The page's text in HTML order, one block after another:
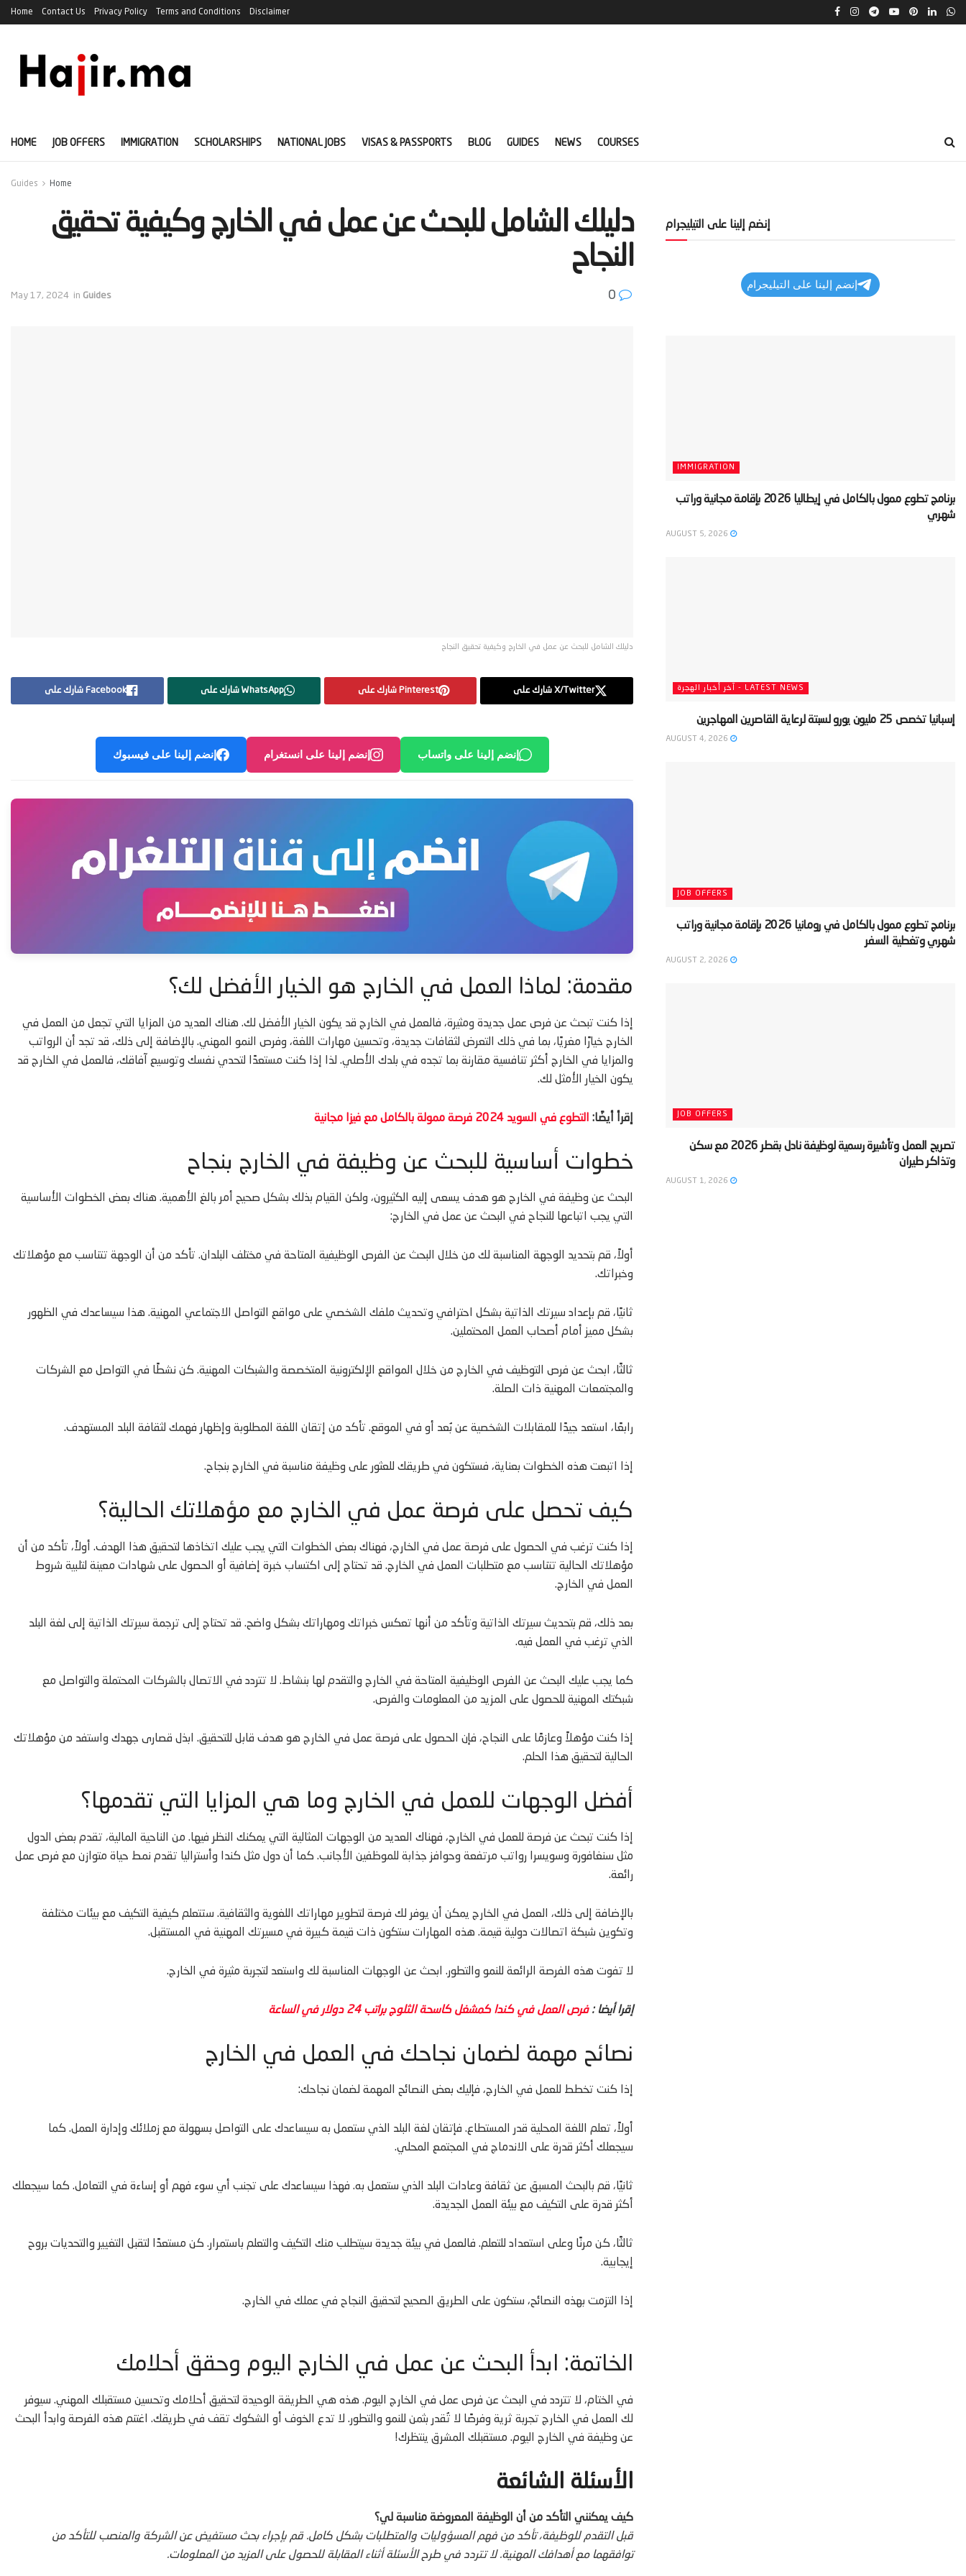
Home Contact Us Privacy Policy Terms and Conditions Disclaimer
HOME JOB OFFERS IMMIGRATION SCHOLARSHIPS NATIONAL JOBS VISAS & PASSPORTS BLOG GUIDES NEWS COURSES
Home
Guides
‫دليلك الشامل للبحث عن عمل في الخارج وكيفية تحقيق
النجاح‬
May 17, 2024 in Guides
دليلك الشامل للبحث عن عمل في الخارج وكيفية تحقيق النجاح
Facebook شارك على WhatsApp شارك على Pinterest شارك على X/Twitter شارك على
إنضم إلينا على فيسبوك إنضم إلينا على انستغرام إنضم إلينا على واتساب
مقدمة: لماذا العمل في الخارج هو الخيار الأفضل لك؟
إذا كنت تبحث عن فرص عمل جديدة ومثيرة، فالعمل في الخارج قد يكون الخيار الأفضل لك. هناك العديد من المزايا التي تجعل من العمل في
الخارج خيارًا مغريًا، بما في ذلك التعرض لثقافات جديدة، وتحسين مهارات اللغة، وفرص النمو المهني. بالإضافة إلى ذلك، قد تجد أن الرواتب
والمزايا في الخارج أكثر تنافسية مقارنة بما تجده في بلدك الأصلي. لذا إذا كنت مستعدًا لتحدي نفسك وتوسيع آفاقك، فالعمل في الخارج قد
يكون الخيار الأمثل لك.
إقرأ أيضًا: التطوع في السويد 2024 فرصة ممولة بالكامل مع فيزا مجانية
خطوات أساسية للبحث عن وظيفة في الخارج بنجاح
البحث عن وظيفة في الخارج هو هدف يسعى إليه الكثيرون، ولكن القيام بذلك بشكل صحيح أمر بالغ الأهمية. هناك بعض الخطوات الأساسية
التي يجب اتباعها للنجاح في البحث عن عمل في الخارج:
أولاً، قم بتحديد الوجهة المناسبة لك من خلال البحث عن الفرص الوظيفية المتاحة في مختلف البلدان. تأكد من أن الوجهة تتناسب مع مؤهلاتك
وخبراتك.
ثانيًا، قم بإعداد سيرتك الذاتية بشكل احترافي وتحديث ملفك الشخصي على مواقع التواصل الاجتماعي المهنية. هذا سيساعدك في الظهور
بشكل مميز أمام أصحاب العمل المحتملين.
ثالثًا، ابحث عن فرص التوظيف في الخارج من خلال المواقع الإلكترونية المتخصصة والشبكات المهنية. كن نشطًا في التواصل مع الشركات
والمجتمعات المهنية ذات الصلة.
رابعًا، استعد جيدًا للمقابلات الشخصية عن بُعد أو في الموقع. تأكد من إتقان اللغة المطلوبة وإظهار فهمك لثقافة البلد المستهدف.
إذا اتبعت هذه الخطوات بعناية، فستكون في طريقك للعثور على وظيفة مناسبة في الخارج بنجاح.
كيف تحصل على فرصة عمل في الخارج مع مؤهلاتك الحالية؟
إذا كنت ترغب في الحصول على فرصة عمل في الخارج، فهناك بعض الخطوات التي يجب عليك اتخاذها لتحقيق هذا الهدف. أولاً، تأكد من أن
مؤهلاتك الحالية تتناسب مع متطلبات العمل في الخارج. قد تحتاج إلى اكتساب خبرة إضافية أو الحصول على شهادات معينة لتلبية شروط
العمل في الخارج.
بعد ذلك، قم بتحديث سيرتك الذاتية وتأكد من أنها تعكس خبراتك ومهاراتك بشكل واضح. قد تحتاج إلى ترجمة سيرتك الذاتية إلى لغة البلد
الذي ترغب في العمل فيه.
كما يجب عليك البحث عن الفرص الوظيفية المتاحة في الخارج والتقدم لها بنشاط. لا تتردد في الاتصال بالشركات المحتملة والتواصل مع
شبكتك المهنية للحصول على المزيد من المعلومات والفرص.
إذا كنت مؤهلاً وعازمًا على النجاح، فإن الحصول على فرصة عمل في الخارج هو هدف قابل للتحقيق. ابذل قصارى جهدك واستفد من مؤهلاتك
الحالية لتحقيق هذا الحلم.
أفضل الوجهات للعمل في الخارج وما هي المزايا التي تقدمها؟
إذا كنت تبحث عن فرصة للعمل في الخارج، فهناك العديد من الوجهات المثالية التي يمكنك النظر فيها. من الناحية المالية، تقدم بعض الدول
مثل سنغافورة وسويسرا رواتب مرتفعة وحوافز جذابة للموظفين الأجانب. كما أن دول مثل كندا وأستراليا تقدم نمط حياة متوازن مع فرص عمل
رائعة.
بالإضافة إلى ذلك، العمل في الخارج يمكن أن يوفر لك فرصة لتطوير مهاراتك اللغوية والثقافية. ستتعلم كيفية التكيف مع بيئات مختلفة
وتكوين شبكة اتصالات دولية قيمة. هذه المهارات ستكون ذات قيمة كبيرة في مسيرتك المهنية في المستقبل.
لا تفوت هذه الفرصة الرائعة للنمو والتطور. ابحث عن الوجهات المناسبة لك واستعد لتجربة مثيرة في الخارج.
إقرا أيضا :فرص العمل في كندا كمشغل كاسحة الثلوج براتب 24 دولار في الساعة
نصائح مهمة لضمان نجاحك في العمل في الخارج
إذا كنت تخطط للعمل في الخارج، فإليك بعض النصائح المهمة لضمان نجاحك:
أولاً، تعلم اللغة المحلية قدر المستطاع. فإتقان لغة البلد الذي ستعمل به سيساعدك على التواصل بسهولة مع زملائك وإدارة العمل. كما
سيجعلك أكثر قدرة على الاندماج في المجتمع المحلي.
ثانيًا، قم بالبحث المسبق عن ثقافة وعادات البلد الذي ستعمل به. فهذا سيساعدك على تجنب أي سوء فهم أو إساءة في التعامل. كما سيجعلك
أكثر قدرة على التكيف مع بيئة العمل الجديدة.
ثالثًا، كن مرنًا وعلى استعداد للتعلم. فالعمل في بيئة جديدة سيتطلب منك التكيف والتعلم باستمرار. كن مستعدًا لتقبل التغيير والتحديات بروح
إيجابية.
إذا التزمت بهذه النصائح، ستكون على الطريق الصحيح لتحقيق النجاح في عملك في الخارج.
الخاتمة: ابدأ البحث عن عمل في الخارج اليوم وحقق أحلامك
في الختام، لا تتردد في البحث عن فرص عمل في الخارج اليوم. هذه هي الطريقة الوحيدة لتحقيق أحلامك وتحسين مستقبلك المهني. سيوفر
لك العمل في الخارج تجربة ثرية وفرصًا لا تُقدر بثمن للنمو والتطور. لا تدع الخوف أو الشكوك تقف في طريقك. اغتنم هذه الفرصة وابدأ البحث
عن وظيفة في الخارج اليوم. مستقبلك المشرق ينتظرك!
الأسئلة الشائعة
كيف يمكنني التأكد من أن الوظيفة المعروضة مناسبة لي؟
قبل التقدم للوظيفة، تأكد من فهم المسؤوليات والمتطلبات بشكل كامل. قم بإجراء بحث مستفيض عن الشركة والمنصب للتأكد من
توافقهما مع أهدافك المهنية. لا تتردد في طرح الأسئلة أثناء المقابلة للحصول على المزيد من المعلومات.
إنضم إلينا على التيليجرام
إنضم إلينا على التيليجرام
IMMIGRATION
‫برنامج تطوع ممول بالكامل في إيطاليا 2026 بإقامة مجانية وراتب
شهري‬
LATEST NEWS - آخر أخبار الهجرة
‫إسبانيا تخصص 25 مليون يورو لسبتة لرعاية القاصرين المهاجرين‬
JOB OFFERS
‫برنامج تطوع ممول بالكامل في رومانيا 2026 بإقامة مجانية وراتب
شهري وتغطية السفر‬
JOB OFFERS
‫تصريح العمل وتأشيرة رسمية لوظيفة نادل بقطر 2026 مع سكن
وتذاكر طيران‬